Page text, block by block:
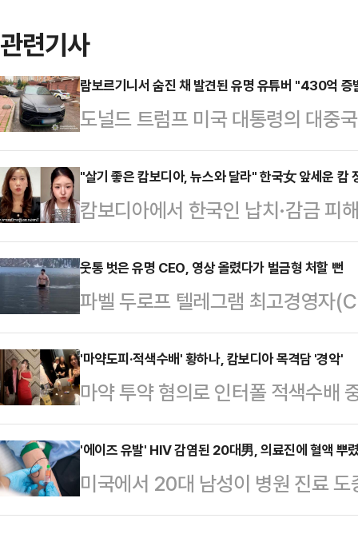
관련기사
람보르기니서 숨진 채 발견된 유명 유튜버 "430억 증
도널드 트럼프 미국 대통령의 대중
데 우크라이나에서 활동한 유명 암
14일(현지시간) 글로벌 블록체인
이나 경찰은 콘스탄틴 갈리치(32)
르기니 차량 안에서 머리에 총상을
리치의 시신 옆에서 그의 이름으로
"갈리치가 며칠 전 '재정적 어려움
말했고, 작별 인사와 메…
"살기 좋은 캄보디아, 뉴스와 달라" 한국女 앞세운 캄
캄보디아에서 한국인 납치·감금 피
부가 한국인 여성들을 내세워 "캄
하는 영상을 연일 올려 논란이 일
소셜미디어(SNS) 계정에 "한국인
국인 및 세계인과 공유하기 위해 나
상을 게시했다.이 여성은 한국말로
다"고 자신을 소개하며 "제가 이곳
어 "최근 뉴스에서…
웃통 벗은 유명 CEO, 영상 올렸다가 벌금형 처할 뻔
파벨 두로프 텔레그램 최고경영자
들어가 수영하는 장면이 담긴 동영
뻔했다.14일 키르기스스탄 매체
두로프는 카자흐스탄 수도 아스타
참석을 위해 이달 초 카자흐스탄을
알마티주에 있는 국립공원 내 콜사
영상을 텔레그램에 올렸다. 카자흐
국, 키르기스스탄과 걸쳐…
'마약도피·적색수배' 황하나, 캄보디아 목격담 '경악'
마약 투약 혐의로 인터폴 적색수배
가 캄보디아 프놈펜에서 거주하고
는 황하나가 태국을 거쳐 캄보디아
아파트에서 생활한다고 보도했다.
로 전해진다.황하나는 마약 투약 혐
'에이즈 유발' HIV 감염된 20대男, 의료진에 혈액 뿌
미국에서 20대 남성이 병원 진료
에게 HIV(인간면역결핍 바이러스)